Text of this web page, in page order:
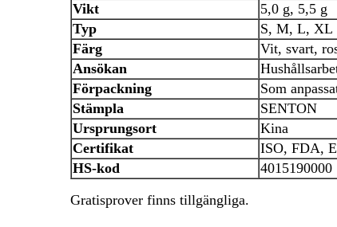
Vikt
5,0 g, 5,5 g
Typ
S, M, L, XL
Färg
Vit, svart,
Ansökan
Förpackning
Som
Stämpla
SENTON
Ursprungsort
Kina
Certifikat
ISO, FDA,
HS-kod
4015190000
Gratisprover finns tillgängliga.